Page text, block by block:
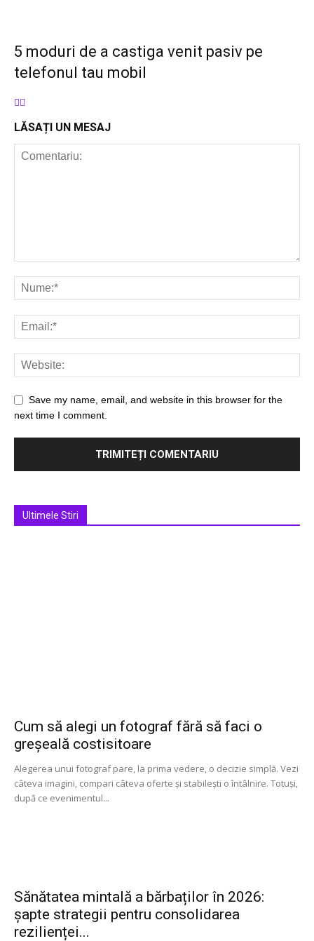
5 moduri de a castiga venit pasiv pe
telefonul tau mobil
LĂSAȚI UN MESAJ
Save my name, email, and website in this browser for the
next time I comment.
Ultimele Stiri
Cum să alegi un fotograf fără să faci o
greșeală costisitoare
Alegerea unui fotograf pare, la prima vedere, o decizie simplă. Vezi
câteva imagini, compari câteva oferte și stabilești o întâlnire. Totuși,
după ce evenimentul...
Sănătatea mintală a bărbaților în 2026:
șapte strategii pentru consolidarea
rezilienței...